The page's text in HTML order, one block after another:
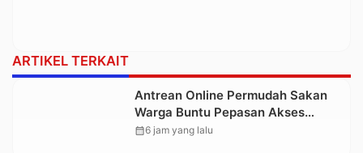
ARTIKEL TERKAIT
Antrean Online Permudah Sakan
Warga Buntu Pepasan Akses
Layanan Kesehatan Tanpa
calendar_month6 jam yang lalu